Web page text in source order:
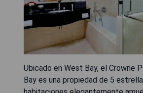
Ubicado en West Bay, el Crowne
Bay es una propiedad de 5